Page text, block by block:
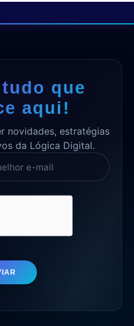
que
aqui!
novidades, estratégias
da Lógica Digital.